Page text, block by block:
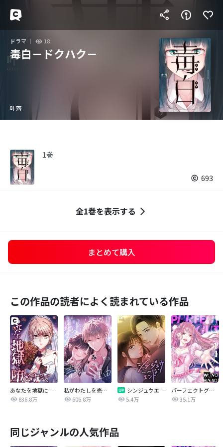
ドラマ 18
毒白－ドクハク－
叶齊
1巻
693
全1巻を表示する
まとめて購入
この作品の読者によく読まれている作品
あなたを地獄に堕とすまで
836.8万
私がわたしを売る理由
606.8万
シンジュウエンド【タテヨミ】
5.4万
パーフェクトグリッター
35.1万
同じジャンルの人気作品